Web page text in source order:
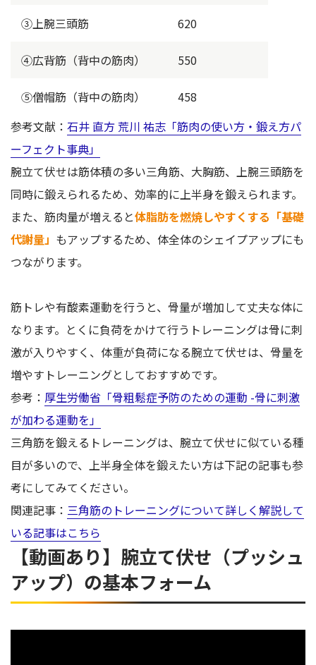
③上腕三頭筋 620
④広背筋（背中の筋肉） 550
⑤僧帽筋（背中の筋肉）
458
参考文献： 石井 直方 荒川 祐志「筋肉の使い方・鍛え方パ
ーフェクト事典」
腕立て伏せは筋体積の多い三角筋、大胸筋、上腕三頭筋を
同時に鍛えられるため、効率的に上半身を鍛えられます。
また、筋肉量が増えると体脂肪を燃焼しやすくする「基礎
代謝量」 もアップするため、体全体のシェイプアップにも
つながります。
筋トレや有酸素運動を行うと、骨量が増加して丈夫な体に
なります。とくに負荷をかけて行うトレーニングは骨に刺
激が入りやすく、体重が負荷になる腕立て伏せは、骨量を
増やすトレーニングとしておすすめです。
参考： 厚生労働省「骨粗鬆症予防のための運動 -骨に刺激
が加わる運動を」
三角筋を鍛えるトレーニングは、腕立て伏せに似ている種
目が多いので、上半身全体を鍛えたい方は下記の記事も参
考にしてみてください。
関連記事： 三角筋のトレーニングについて詳しく解説して
いる記事はこちら
【動画あり】腕立て伏せ（プッシュ
アップ）の基本フォーム